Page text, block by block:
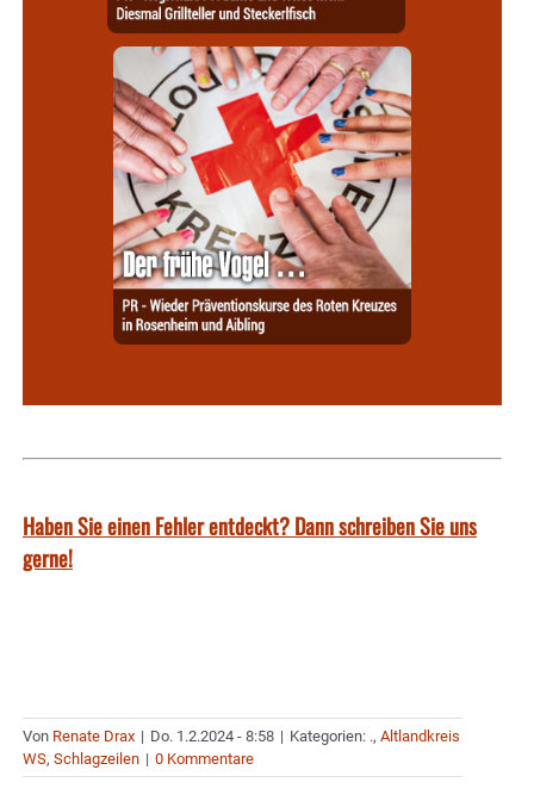
Haben Sie einen Fehler entdeckt? Dann schreiben Sie uns
gerne!
Von Renate Drax | Do. 1.2.2024 - 8:58 | Kategorien: ., Altlandkreis
WS, Schlagzeilen | 0 Kommentare